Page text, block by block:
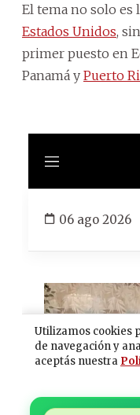
El tema no solo es
Estados Unidos,
primer puesto en
Panamá y Puerto